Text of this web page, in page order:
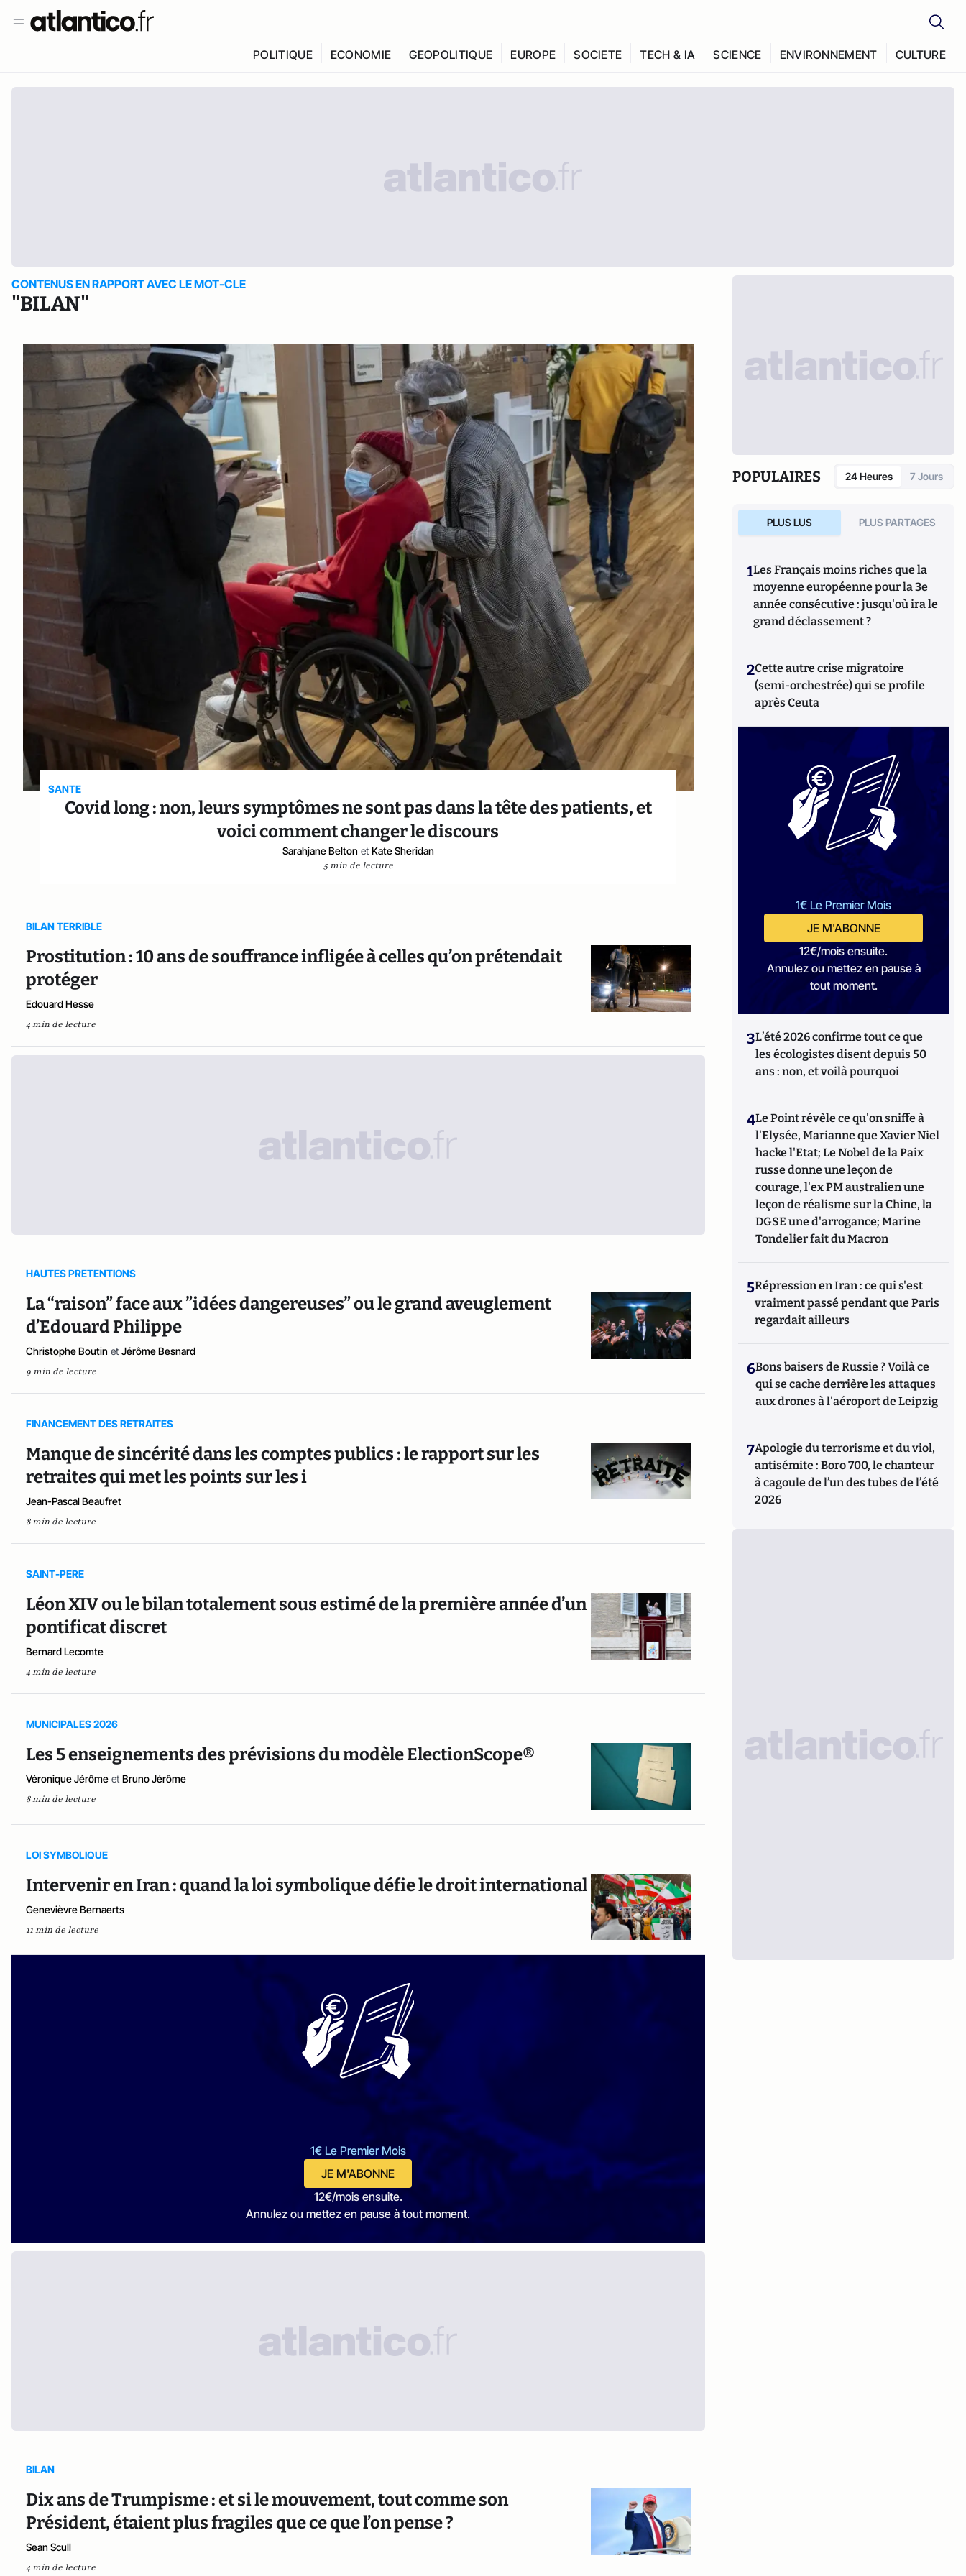
POLITIQUE ECONOMIE GEOPOLITIQUE EUROPE SOCIETE TECH & IA SCIENCE ENVIRONNEMENT CULTURE
CONTENUS EN RAPPORT AVEC LE MOT-CLE
"BILAN"
SANTE
Covid long : non, leurs symptômes ne sont pas dans la tête des patients, et
voici comment changer le discours
Sarahjane Belton et Kate Sheridan
5 min de lecture
BILAN TERRIBLE
Prostitution : 10 ans de souffrance infligée à celles qu’on prétendait
protéger
Edouard Hesse
4 min de lecture
HAUTES PRETENTIONS
La “raison” face aux ”idées dangereuses” ou le grand aveuglement
d’Edouard Philippe
Christophe Boutin et Jérôme Besnard
9 min de lecture
FINANCEMENT DES RETRAITES
Manque de sincérité dans les comptes publics : le rapport sur les
retraites qui met les points sur les i
Jean-Pascal Beaufret
8 min de lecture
SAINT-PERE
Léon XIV ou le bilan totalement sous estimé de la première année d’un
pontificat discret
Bernard Lecomte
4 min de lecture
MUNICIPALES 2026
Les 5 enseignements des prévisions du modèle ElectionScope®
Véronique Jérôme et Bruno Jérôme
8 min de lecture
LOI SYMBOLIQUE
Intervenir en Iran : quand la loi symbolique défie le droit international
Genevièvre Bernaerts
11 min de lecture
1€ Le Premier Mois
JE M'ABONNE
12€/mois ensuite.
Annulez ou mettez en pause à tout moment.
BILAN
Dix ans de Trumpisme : et si le mouvement, tout comme son
Président, étaient plus fragiles que ce que l’on pense ?
Sean Scull
4 min de lecture
POPULAIRES 24 Heures 7 Jours
PLUS LUS PLUS PARTAGES
1Les Français moins riches que la
moyenne européenne pour la 3e
année consécutive : jusqu'où ira le
grand déclassement ?
2Cette autre crise migratoire
(semi-orchestrée) qui se profile
après Ceuta
1€ Le Premier Mois
JE M'ABONNE
12€/mois ensuite.
Annulez ou mettez en pause à
tout moment.
3L’été 2026 confirme tout ce que
les écologistes disent depuis 50
ans : non, et voilà pourquoi
4Le Point révèle ce qu'on sniffe à
l'Elysée, Marianne que Xavier Niel
hacke l'Etat; Le Nobel de la Paix
russe donne une leçon de
courage, l'ex PM australien une
leçon de réalisme sur la Chine, la
DGSE une d'arrogance; Marine
Tondelier fait du Macron
5Répression en Iran : ce qui s'est
vraiment passé pendant que Paris
regardait ailleurs
6Bons baisers de Russie ? Voilà ce
qui se cache derrière les attaques
aux drones à l'aéroport de Leipzig
7Apologie du terrorisme et du viol,
antisémite : Boro 700, le chanteur
à cagoule de l’un des tubes de l’été
2026